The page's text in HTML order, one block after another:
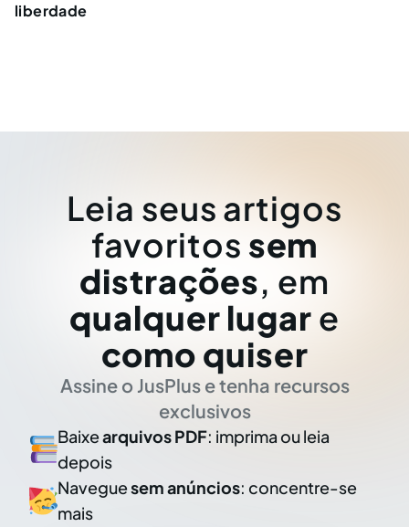
liberdade
Leia seus artigos
favoritos sem
distrações, em
qualquer lugar e
como quiser
Assine o JusPlus e tenha recursos
exclusivos
Baixearquivos PDF: imprima ou leia
depois
Naveguesem anúncios: concentre-se
mais